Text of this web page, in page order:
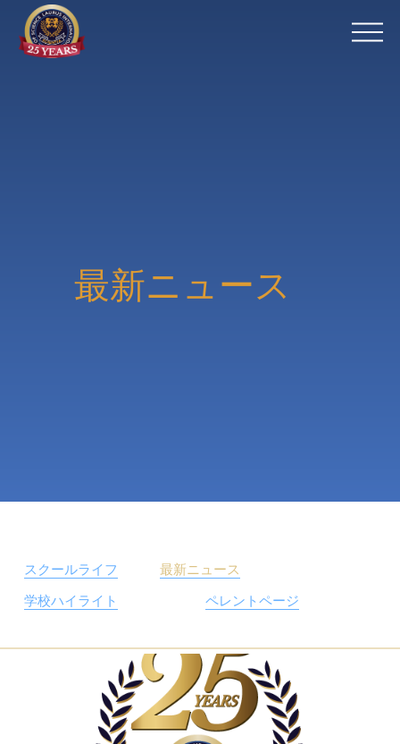
メ
最新ニュース
最新ニュース
スクールライフ
学校ハイライト
ペレントページ